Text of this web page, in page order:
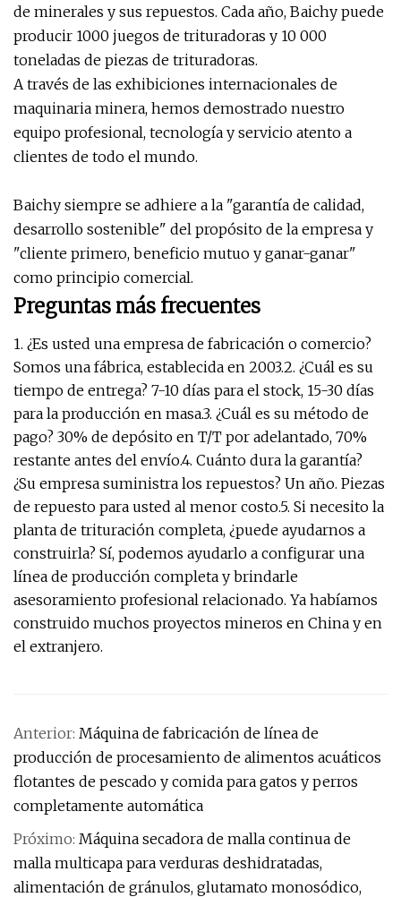
de minerales y sus repuestos. Cada año, Baichy puede
producir 1000 juegos de trituradoras y 10 000
toneladas de piezas de trituradoras.
A través de las exhibiciones internacionales de
maquinaria minera, hemos demostrado nuestro
equipo profesional, tecnología y servicio atento a
clientes de todo el mundo.
Baichy siempre se adhiere a la "garantía de calidad,
desarrollo sostenible" del propósito de la empresa y
"cliente primero, beneficio mutuo y ganar-ganar"
como principio comercial.
Preguntas más frecuentes
1. ¿Es usted una empresa de fabricación o comercio?
Somos una fábrica, establecida en 2003.2. ¿Cuál es su
tiempo de entrega? 7-10 días para el stock, 15-30 días
para la producción en masa.3. ¿Cuál es su método de
pago? 30% de depósito en T/T por adelantado, 70%
restante antes del envío.4. Cuánto dura la garantía?
¿Su empresa suministra los repuestos? Un año. Piezas
de repuesto para usted al menor costo.5. Si necesito la
planta de trituración completa, ¿puede ayudarnos a
construirla? Sí, podemos ayudarlo a configurar una
línea de producción completa y brindarle
asesoramiento profesional relacionado. Ya habíamos
construido muchos proyectos mineros en China y en
el extranjero.
Anterior: Máquina de fabricación de línea de
producción de procesamiento de alimentos acuáticos
flotantes de pescado y comida para gatos y perros
completamente automática
Próximo: Máquina secadora de malla continua de
malla multicapa para verduras deshidratadas,
alimentación de gránulos, glutamato monosódico,